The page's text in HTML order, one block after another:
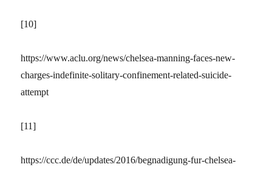
[10]
https://www.aclu.org/news/chelsea-manning-faces-new-
charges-indefinite-solitary-confinement-related-suicide-
attempt
[11]
https://ccc.de/de/updates/2016/begnadigung-fur-chelsea-